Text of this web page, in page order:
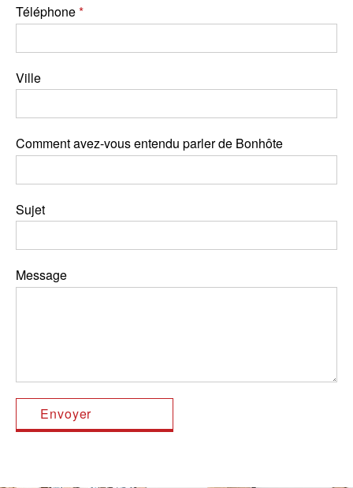
Téléphone
Ville
Comment avez-vous entendu parler de Bonhôte
Sujet
Message